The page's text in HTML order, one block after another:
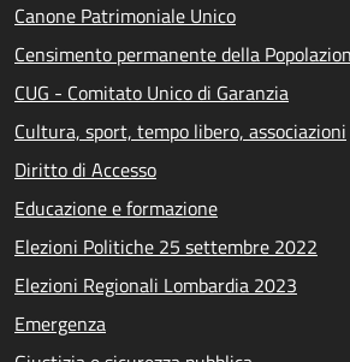
Canone Patrimoniale Unico
Censimento permanente della
CUG - Comitato Unico di Garanzia
Cultura, sport, tempo libero, associazioni
Diritto di Accesso
Educazione e formazione
Elezioni Politiche 25 settembre 2022
Elezioni Regionali Lombardia 2023
Emergenza